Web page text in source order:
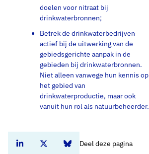
Mirja Baneke
drs. Arjen Frentz
doelen voor nitraat bij
drinkwaterbronnen;
Betrek de drinkwaterbedrijven
actief bij de uitwerking van de
gebiedsgerichte aanpak in de
gebieden bij drinkwaterbronnen.
Niet alleen vanwege hun kennis op
het gebied van
drinkwaterproductie, maar ook
vanuit hun rol als natuurbeheerder.
Deel deze pagina
Deel dit artikel op Linkedin
Deel dit artikel op Twitter
Deel dit artikel op Bluesky